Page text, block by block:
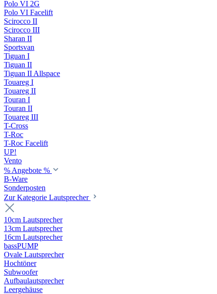
Polo VI 2G
Polo VI Facelift
Scirocco II
Scirocco III
Sharan II
Sportsvan
Tiguan I
Tiguan II
Tiguan II Allspace
Touareg I
Touareg II
Touran I
Touran II
Touareg III
T-Cross
T-Roc
T-Roc Facelift
UP!
Vento
% Angebote %
B-Ware
Sonderposten
Zur Kategorie Lautsprecher
10cm Lautsprecher
13cm Lautsprecher
16cm Lautsprecher
bassPUMP
Ovale Lautsprecher
Hochtöner
Subwoofer
Aufbaulautsprecher
Leergehäuse